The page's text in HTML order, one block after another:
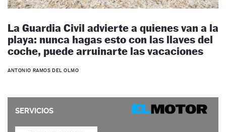
La Guardia Civil advierte a quienes van a la
playa: nunca hagas esto con las llaves del
coche, puede arruinarte las vacaciones
ANTONIO RAMOS DEL OLMO